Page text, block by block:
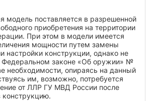
модель поставляется в разрешенной
приобретения на территории
При этом в модели имеется
мощности путем замены
настройки конструкции, однако не
Федеральном законе «Об оружии» №
необходимости, опираясь на данный
им, возможно, потребуется
от ЛЛР ГУ МВД России после
конструкцию.